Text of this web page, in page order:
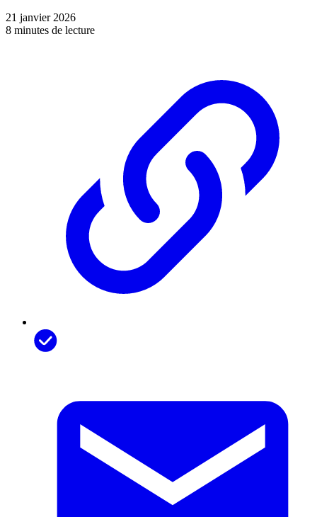
21 janvier 2026
8 minutes de lecture